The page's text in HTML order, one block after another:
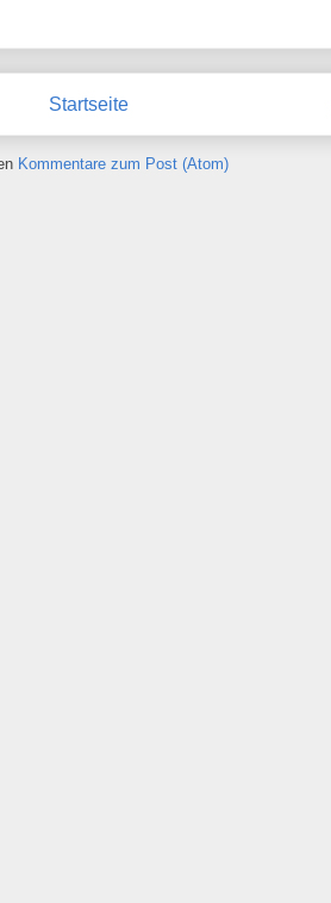
Startseite
Kommentare zum Post (Atom)